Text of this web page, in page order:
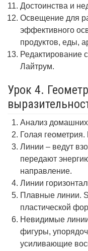
Достоинства и
Освещение для
эффективного
продуктов, еды,
Редактирование
Лайтрум.
Урок 4.
Анализ домашних
Голая
Линии – ведут
передают
направление.
Линии
Плавные линии.
пластической
Невидимые
фигуры,
усиливающие